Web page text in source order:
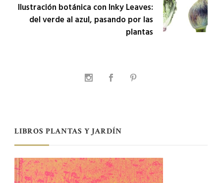
Ilustración botánica con Inky Leaves:
del verde al azul, pasando por las
plantas
LIBROS PLANTAS Y JARDÍN